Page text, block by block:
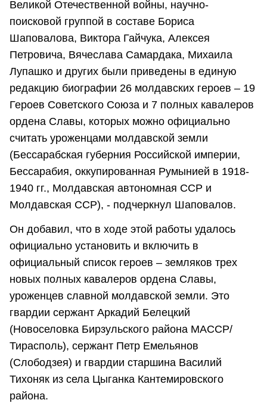
Великой Отечественной войны, научно-
поисковой группой в составе Бориса
Шаповалова, Виктора Гайчука, Алексея
Петровича, Вячеслава Самардака, Михаила
Лупашко и других были приведены в единую
редакцию биографии 26 молдавских героев – 19
Героев Советского Союза и 7 полных кавалеров
ордена Славы, которых можно официально
считать уроженцами молдавской земли
(Бессарабская губерния Российской империи,
Бессарабия, оккупированная Румынией в 1918-
1940 гг., Молдавская автономная ССР и
Молдавская ССР), - подчеркнул Шаповалов.
Он добавил, что в ходе этой работы удалось
официально установить и включить в
официальный список героев – земляков трех
новых полных кавалеров ордена Славы,
уроженцев славной молдавской земли. Это
гвардии сержант Аркадий Белецкий
(Новоселовка Бирзульского района МАССР/
Тирасполь), сержант Петр Емельянов
(Слободзея) и гвардии старшина Василий
Тихоняк из села Цыганка Кантемировского
района.